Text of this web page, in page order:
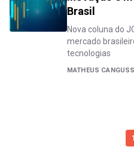
Brasil
Nova coluna do
mercado
tecnologias
MATHEUS
1